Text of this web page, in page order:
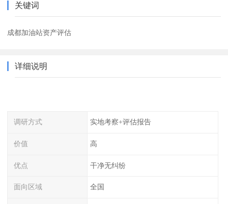
关键词
成都加油站资产评估
详细说明
调研方式 实地考察+评估报告
价值 高
优点 干净无纠纷
面向区域 全国